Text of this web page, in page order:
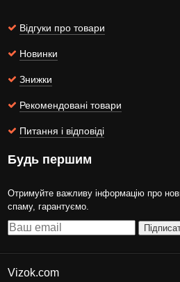
Відгуки про товари
Новинки
Знижки
Рекомендовані товари
Питання і відповіді
Будь першим
Отримуйте важливу інформацію про
спаму, гарантуємо.
Vizok.com